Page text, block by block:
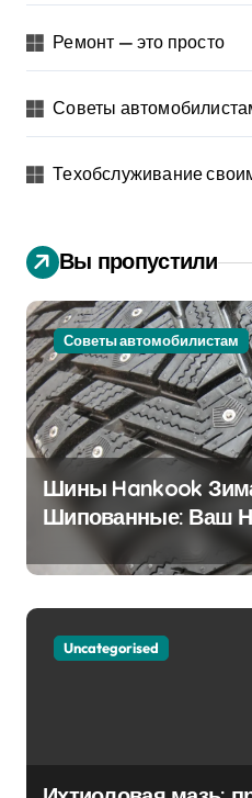
Ремонт — это просто
Советы
Техобслуживание
Вы пропустили
Советы автомобилистам
Шины Hankook
Шипованные: Ваш
Партнёр на
Uncategorised